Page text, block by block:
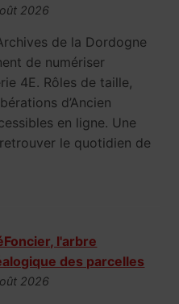
2026
de la Dordogne
de numériser
4E. Rôles de taille,
d’Ancien
en ligne. Une
le quotidien de
l'arbre
des parcelles
2026